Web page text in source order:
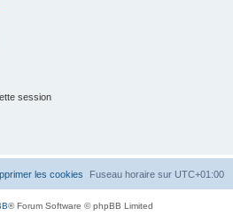
session
Fuseau horaire sur UTC+01:00
les cookies
® Forum Software © phpBB Limited